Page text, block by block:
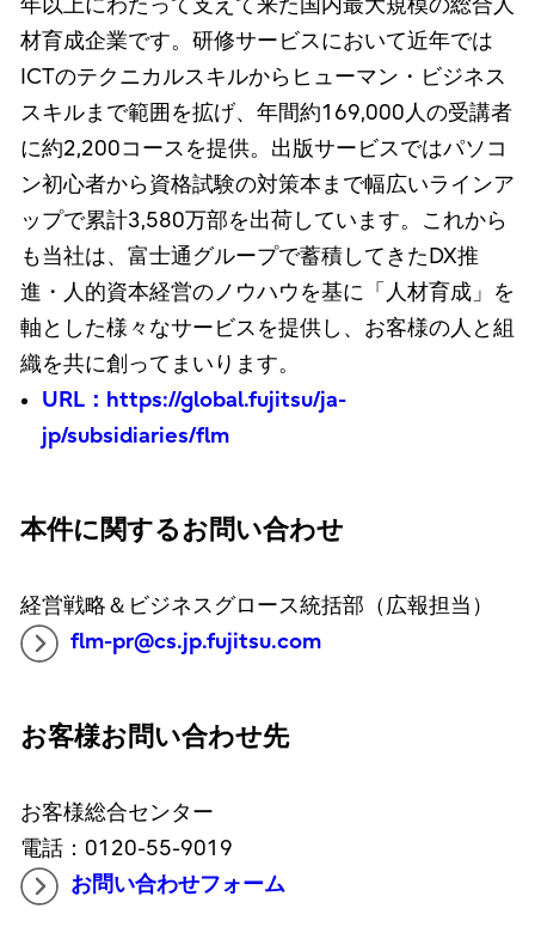
年以上にわたって支えて来た国内最大規模の総合人
材育成企業です。研修サービスにおいて近年では
ICTのテクニカルスキルからヒューマン・ビジネス
スキルまで範囲を拡げ、年間約169,000人の受講者
に約2,200コースを提供。出版サービスではパソコ
ン初心者から資格試験の対策本まで幅広いラインア
ップで累計3,580万部を出荷しています。これから
も当社は、富士通グループで蓄積してきたDX推
進・人的資本経営のノウハウを基に「人材育成」を
軸とした様々なサービスを提供し、お客様の人と組
織を共に創ってまいります。
URL：https://global.fujitsu/ja-
jp/subsidiaries/flm
本件に関するお問い合わせ
経営戦略＆ビジネスグロース統括部（広報担当）
flm-pr@cs.jp.fujitsu.com
お客様お問い合わせ先
お客様総合センター
電話：0120-55-9019
お問い合わせフォーム